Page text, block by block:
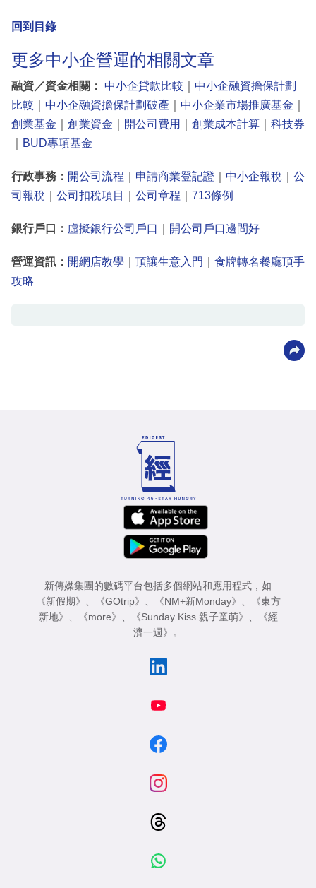
回到目錄
更多中小企營運的相關文章
融資／資金相關： 中小企貸款比較
中小企融資擔保計劃
比較
中小企融資擔保計劃破產 中小企業市場推廣基金
創業基金
創業資金 開公司費用 創業成本計算
科技券
BUD專項基金
行政事務： 開公司流程 申請商業登記證 中小企報稅
公
司報稅
公司扣稅項目 公司章程 713條例
銀行戶口： 虛擬銀行公司戶口 開公司戶口邊間好
營運資訊： 開網店教學 頂讓生意入門
食牌轉名餐廳頂手
攻略
新傳媒集團的數碼平台包括多個網站和應用程式，如
《新假期》
《GOtrip》 《NM+新Monday》
《東方
新地》
《more》 《Sunday Kiss 親子童萌》
《經
濟一週》
。